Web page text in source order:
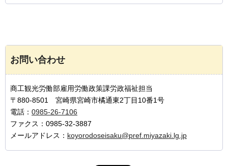
お問い合わせ
商工観光労働部雇用労働政策課労政福祉担当
〒880-8501 宮崎県宮崎市橘通東2丁目10番1号
電話： 0985-26-7106
ファクス：0985-32-3887
メールアドレス： koyorodoseisaku@pref.miyazaki.lg.jp